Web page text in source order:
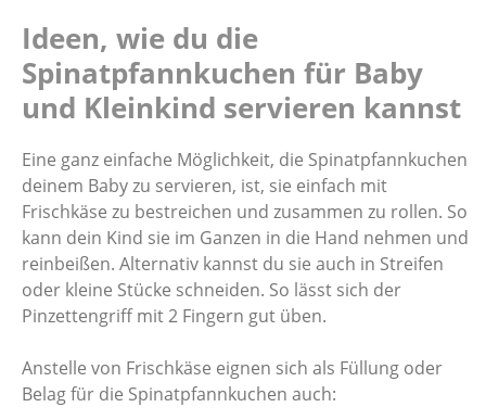
Ideen, wie du die
Spinatpfannkuchen für Baby
und Kleinkind servieren kannst
Eine ganz einfache Möglichkeit, die Spinatpfannkuchen
deinem Baby zu servieren, ist, sie einfach mit
Frischkäse zu bestreichen und zusammen zu rollen. So
kann dein Kind sie im Ganzen in die Hand nehmen und
reinbeißen. Alternativ kannst du sie auch in Streifen
oder kleine Stücke schneiden. So lässt sich der
Pinzettengriff mit 2 Fingern gut üben.
Anstelle von Frischkäse eignen sich als Füllung oder
Belag für die Spinatpfannkuchen auch: